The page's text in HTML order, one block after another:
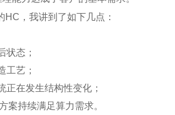
，我讲到了如下几点：
状态；
工艺；
在发生结构性变化；
案持续满足算力需求。